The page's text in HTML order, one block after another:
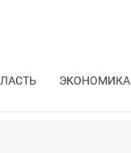
ЭКОНОМИКА